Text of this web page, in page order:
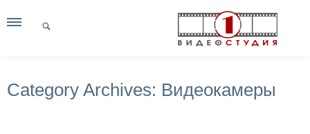
Category Archives: Видеокамеры